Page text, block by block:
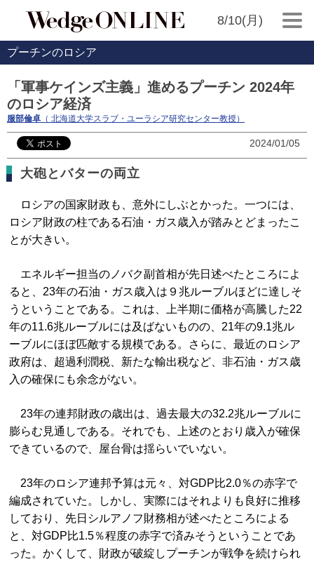
8/10(月)
プーチンのロシア
「軍事ケインズ主義」進めるプーチン 2024年
のロシア経済
服部倫卓 （ 北海道大学スラブ・ユーラシア研究センター教授）
2024/01/05
大砲とバターの両立
ロシアの国家財政も、意外にしぶとかった。一つには、
ロシア財政の柱である石油・ガス歳入が踏みとどまったこ
とが大きい。
エネルギー担当のノバク副首相が先日述べたところによ
ると、23年の石油・ガス歳入は９兆ルーブルほどに達しそ
うということである。これは、上半期に価格が高騰した22
年の11.6兆ルーブルには及ばないものの、21年の9.1兆ル
ーブルにほぼ匹敵する規模である。さらに、最近のロシア
政府は、超過利潤税、新たな輸出税など、非石油・ガス歳
入の確保にも余念がない。
23年の連邦財政の歳出は、過去最大の32.2兆ルーブルに
膨らむ見通しである。それでも、上述のとおり歳入が確保
できているので、屋台骨は揺らいでいない。
23年のロシア連邦予算は元々、対GDP比2.0％の赤字で
編成されていた。しかし、実際にはそれよりも良好に推移
しており、先日シルアノフ財務相が述べたところによる
と、対GDP比1.5％程度の赤字で済みそうということであ
った。かくして、財政が破綻しプーチンが戦争を続けられ